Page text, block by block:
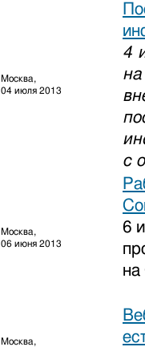
Москва,
04 июля 2013
4
на
с
Москва,
06 июня 2013
6
на
Москва,